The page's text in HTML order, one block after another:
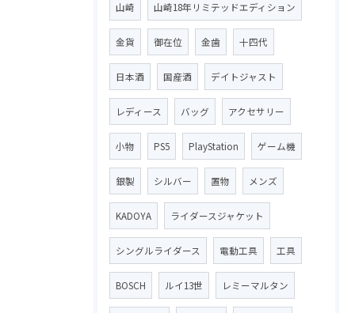
山崎 山崎18年リミテッドエディション
金貨 御在位 金歯 十四代
日本酒 国産酒 デイトジャスト
レディース バッグ アクセサリー
小物 PS5 PlayStation ゲーム機
銀製 シルバー 置物 メンズ
KADOYA ライダースジャケット
シングルライダース 電動工具 工具
BOSCH ルイ13世 レミーマルタン